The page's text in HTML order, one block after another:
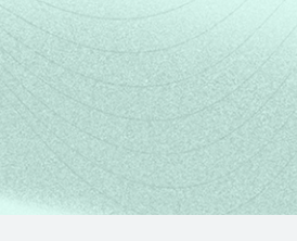
22
96
27 73
27 73